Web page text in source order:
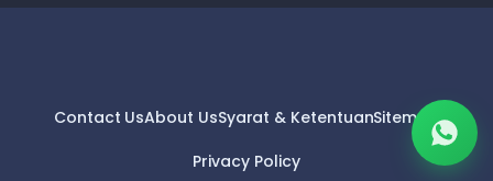
Contact UsAbout UsSyarat & KetentuanSitemap
Privacy Policy